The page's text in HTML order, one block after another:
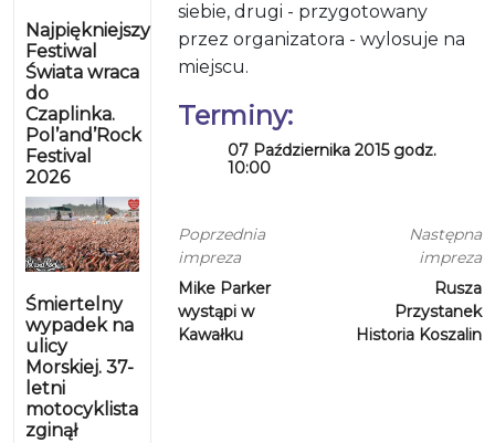
Najpiękniejszy
Festiwal
Świata wraca
do
Czaplinka.
Pol’and’Rock
Festival
2026
Śmiertelny
wypadek na
ulicy
Morskiej. 37-
letni
motocyklista
zginął
siebie, drugi - przygotowany
przez organizatora - wylosuje na
miejscu.
Terminy:
07 Października 2015 godz.
10:00
Poprzednia
impreza
Mike Parker
wystąpi w
Kawałku
Następna
impreza
Rusza
Przystanek
Historia Koszalin